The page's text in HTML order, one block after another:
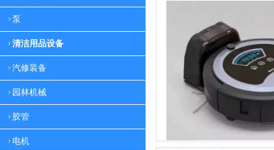
泵
清洁用品设备
汽修装备
园林机械
胶管
电机